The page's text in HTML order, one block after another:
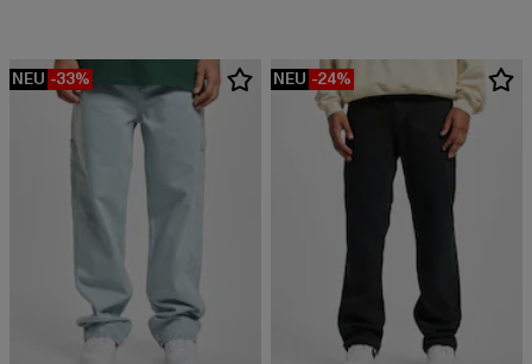
NEU -33% NEU -24%